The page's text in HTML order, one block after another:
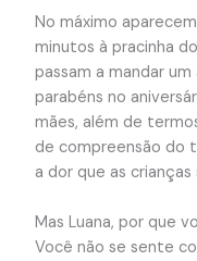
No máximo
minutos à pracinha
passam a mandar
parabéns no
mães, além de
de compreensão do
a dor que as
Mas Luana, por que
Você não se sente